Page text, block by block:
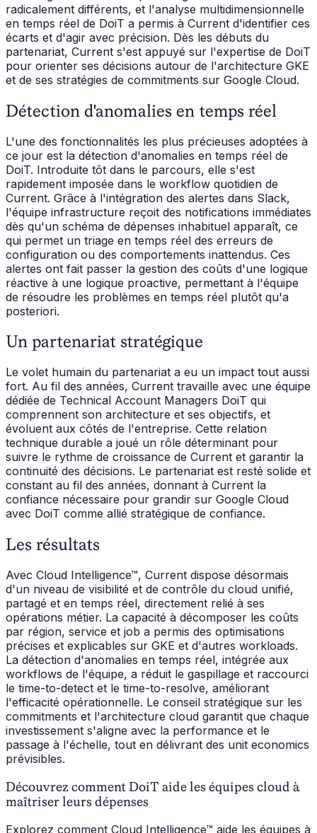
radicalement différents, et l'analyse multidimensionnelle
en temps réel de DoiT a permis à Current d'identifier ces
écarts et d'agir avec précision. Dès les débuts du
partenariat, Current s'est appuyé sur l'expertise de DoiT
pour orienter ses décisions autour de l'architecture GKE
et de ses stratégies de commitments sur Google Cloud.
Détection d'anomalies en temps réel
L'une des fonctionnalités les plus précieuses adoptées à
ce jour est la détection d'anomalies en temps réel de
DoiT. Introduite tôt dans le parcours, elle s'est
rapidement imposée dans le workflow quotidien de
Current. Grâce à l'intégration des alertes dans Slack,
l'équipe infrastructure reçoit des notifications immédiates
dès qu'un schéma de dépenses inhabituel apparaît, ce
qui permet un triage en temps réel des erreurs de
configuration ou des comportements inattendus. Ces
alertes ont fait passer la gestion des coûts d'une logique
réactive à une logique proactive, permettant à l'équipe
de résoudre les problèmes en temps réel plutôt qu'a
posteriori.
Un partenariat stratégique
Le volet humain du partenariat a eu un impact tout aussi
fort. Au fil des années, Current travaille avec une équipe
dédiée de Technical Account Managers DoiT qui
comprennent son architecture et ses objectifs, et
évoluent aux côtés de l'entreprise. Cette relation
technique durable a joué un rôle déterminant pour
suivre le rythme de croissance de Current et garantir la
continuité des décisions. Le partenariat est resté solide et
constant au fil des années, donnant à Current la
confiance nécessaire pour grandir sur Google Cloud
avec DoiT comme allié stratégique de confiance.
Les résultats
Avec Cloud Intelligence™, Current dispose désormais
d'un niveau de visibilité et de contrôle du cloud unifié,
partagé et en temps réel, directement relié à ses
opérations métier. La capacité à décomposer les coûts
par région, service et job a permis des optimisations
précises et explicables sur GKE et d'autres workloads.
La détection d'anomalies en temps réel, intégrée aux
workflows de l'équipe, a réduit le gaspillage et raccourci
le time-to-detect et le time-to-resolve, améliorant
l'efficacité opérationnelle. Le conseil stratégique sur les
commitments et l'architecture cloud garantit que chaque
investissement s'aligne avec la performance et le
passage à l'échelle, tout en délivrant des unit economics
prévisibles.
Découvrez comment DoiT aide les équipes cloud à
maîtriser leurs dépenses
Explorez comment Cloud Intelligence™ aide les équipes à